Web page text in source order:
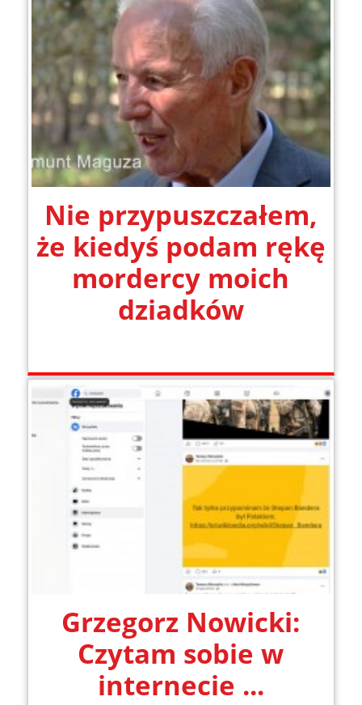
Nie przypuszczałem,
że kiedyś podam rękę
mordercy moich
dziadków
Grzegorz Nowicki:
Czytam sobie w
internecie ...